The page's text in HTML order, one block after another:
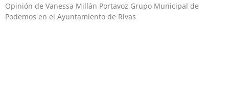
Opinión de Vanessa Millán Portavoz Grupo Municipal de
Podemos en el Ayuntamiento de Rivas